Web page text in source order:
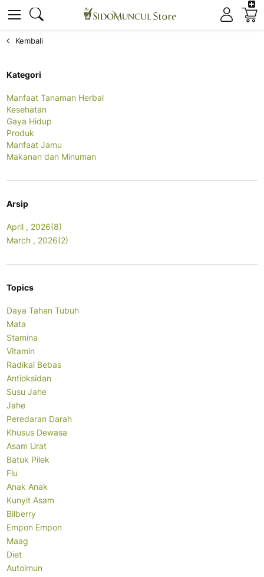
Kembali
Kategori
Manfaat Tanaman Herbal
Kesehatan
Gaya Hidup
Produk
Manfaat Jamu
Makanan dan Minuman
Arsip
April , 2026(8)
March , 2026(2)
Topics
Daya Tahan Tubuh
Mata
Stamina
Vitamin
Radikal Bebas
Antioksidan
Susu Jahe
Jahe
Peredaran Darah
Khusus Dewasa
Asam Urat
Batuk Pilek
Flu
Anak Anak
Kunyit Asam
Bilberry
Empon Empon
Maag
Diet
Autoimun